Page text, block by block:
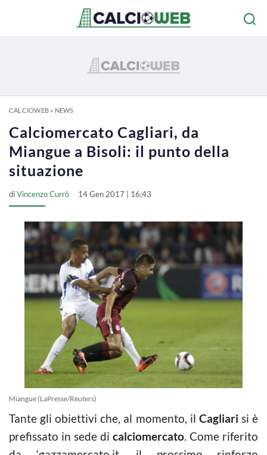
CALCIOWEB» NEWS
Calciomercato Cagliari, da
Miangue a Bisoli: il punto della
situazione
diVincenzo Currò 14 Gen 2017 | 16:43
Miangue (LaPresse/Reuters)
Tante gli obiettivi che, al momento, il Cagliari si è
prefissato in sede di calciomercato. Come riferito